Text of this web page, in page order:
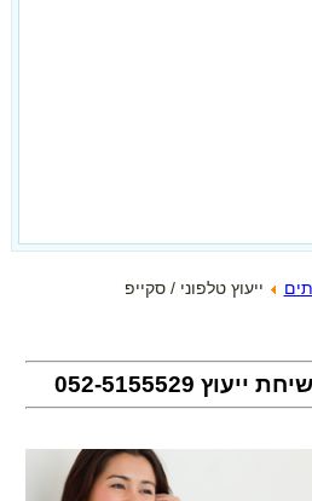
ייעוץ טלפוני / סקייפ
ייעוץ
ילדת בקיסרי
רוצה אחרת?
הנכון!
לאתר וקבלי את
אחרי קיסרי -
בחינם!!!